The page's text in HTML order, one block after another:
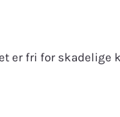
er fri for skadelige